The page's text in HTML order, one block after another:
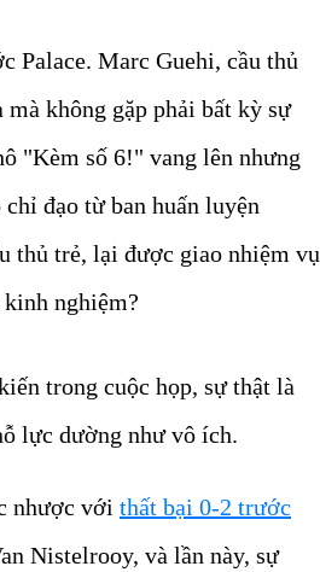
Palace. Marc Guehi, cầu thủ
không gặp phải bất kỳ sự
"Kèm số 6!" vang lên nhưng
đạo từ ban huấn luyện
thủ trẻ, lại được giao nhiệm vụ
nghiệm?
trong cuộc họp, sự thật là
lực dường như vô ích.
nhược với thất bại 0-2 trước
Nistelrooy, và lần này, sự